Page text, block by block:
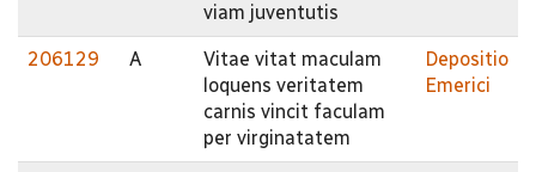
viam juventutis
206129 A
Vitae vitat maculam
loquens veritatem
carnis vincit faculam
per virginatatem
Depositio
Emerici